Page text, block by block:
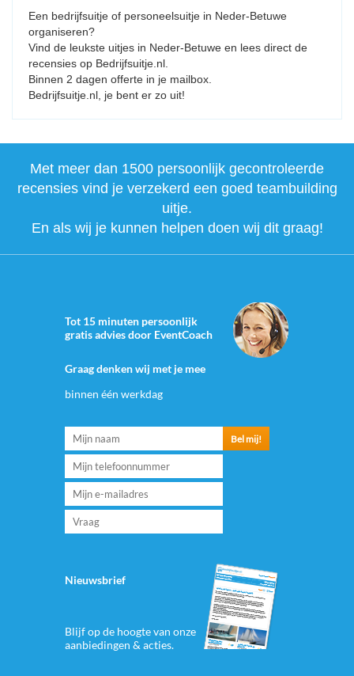
Een bedrijfsuitje of personeelsuitje in Neder-Betuwe
organiseren?
Vind de leukste uitjes in Neder-Betuwe en lees direct de
recensies op Bedrijfsuitje.nl.
Binnen 2 dagen offerte in je mailbox.
Bedrijfsuitje.nl, je bent er zo uit!
Met meer dan 1500 persoonlijk gecontroleerde
recensies vind je verzekerd een goed teambuilding
uitje.
En als wij je kunnen helpen doen wij dit graag!
Tot 15 minuten persoonlijk
gratis advies door EventCoach
Graag denken wij met je mee
binnen één werkdag
Nieuwsbrief
Blijf op de hoogte van onze
aanbiedingen & acties.